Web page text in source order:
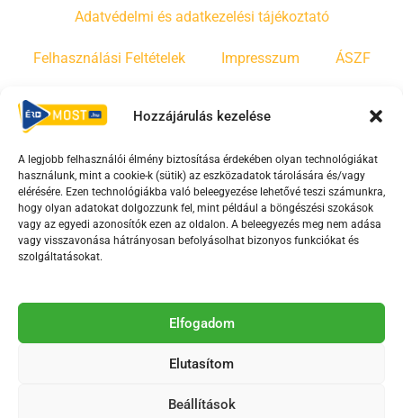
Hozzájárulás kezelése
A legjobb felhasználói élmény biztosítása érdekében olyan technológiákat
használunk, mint a cookie-k (sütik) az eszközadatok tárolására és/vagy
elérésére. Ezen technológiákba való beleegyezése lehetővé teszi számunkra,
hogy olyan adatokat dolgozzunk fel, mint például a böngészési szokások
vagy az egyedi azonosítók ezen az oldalon. A beleegyezés meg nem adása
vagy visszavonása hátrányosan befolyásolhat bizonyos funkciókat és
szolgáltatásokat.
Elfogadom
Elutasítom
Beállítások
Adatvédelmi és adatkezelési tájékoztató
Felhasználási Feltételek Impresszum ÁSZF
Irányelvek
F
a
c
e
b
o
-
Y
o
u
t
u
e
s
T
i
k
t
Az Érd Média médiaszolgáltatási tevékenységét a
Médiatanács a Magyar Média Mecenatúra program
2018-2026. © Minden jog fenntartva, Érd Megyei Jogú Város